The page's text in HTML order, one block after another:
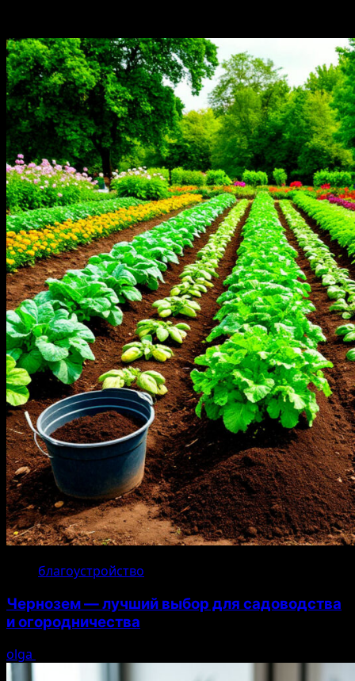
благоустройство
Чернозем — лучший выбор для садоводства
и огородничества
olga